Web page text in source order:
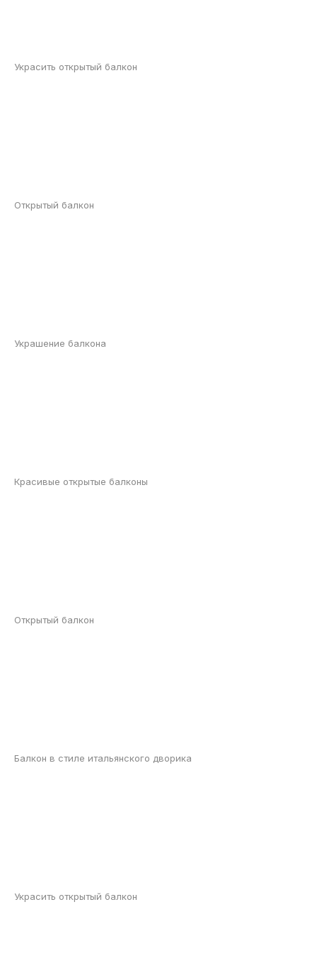
Украсить открытый балкон
Открытый балкон
Украшение балкона
Красивые открытые балконы
Открытый балкон
Балкон в стиле итальянского дворика
Украсить открытый балкон